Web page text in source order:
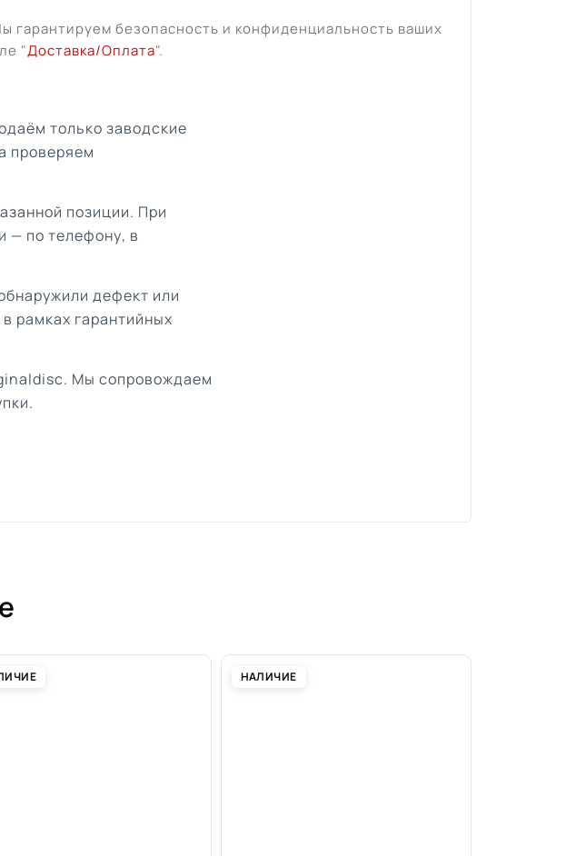
безопасность и конфиденциальность ваших
"Доставка/Оплата".
только заводские
проверяем
позиции. При
— по телефону, в
дефект или
рамках гарантийных
Мы сопровождаем
НАЛИЧИЕ